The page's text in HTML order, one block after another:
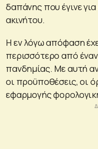
δαπάνης που έγινε
ακινήτου.
Η εν λόγω απόφαση
περισσότερο από
πανδημίας. Με αυτή
οι προϋποθέσεις, οι
εφαρμογής